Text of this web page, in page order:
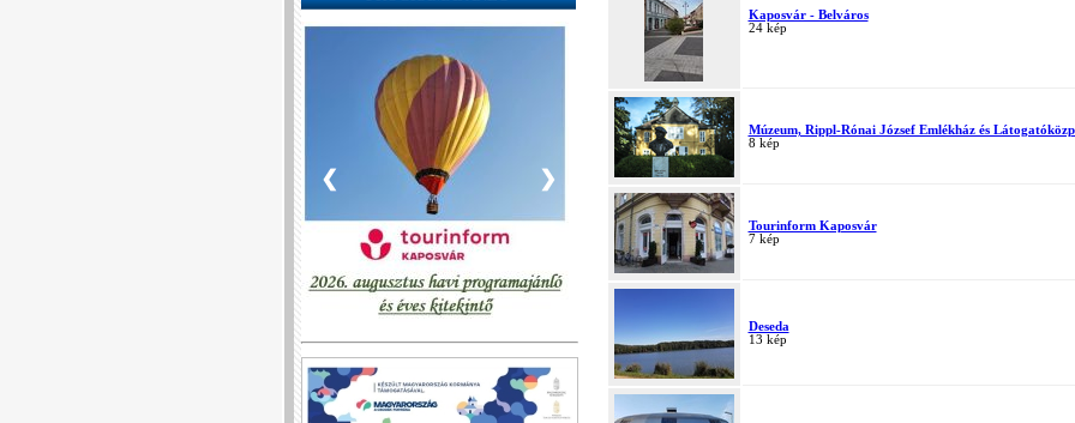
❮ ❯
Kaposvár - Belváros
24 kép
Múzeum, Rippl-Rónai József Emlékház és
8 kép
Tourinform Kaposvár
7 kép
Deseda
13 kép